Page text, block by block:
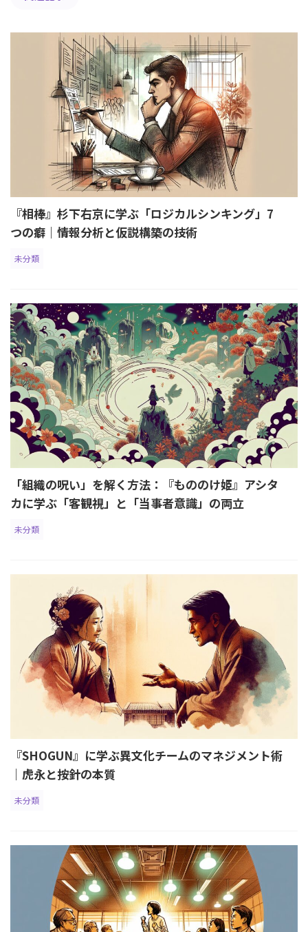
『相棒』杉下右京に学ぶ「ロジカルシンキング」7
つの癖｜情報分析と仮説構築の技術
未分類
「組織の呪い」を解く方法：『もののけ姫』アシタ
カに学ぶ「客観視」と「当事者意識」の両立
未分類
『SHOGUN』に学ぶ異文化チームのマネジメント術
｜虎永と按針の本質
未分類